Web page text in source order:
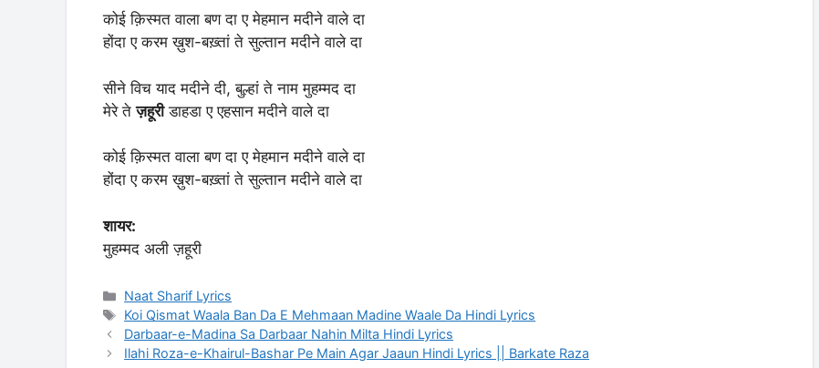
कोई क़िस्मत वाला बण दा ए मेहमान मदीने वाले दा
होंदा ए करम ख़ुश-बख़्तां ते सुल्तान मदीने वाले दा
सीने विच याद मदीने दी, बुल्हां ते नाम मुहम्मद दा
मेरे तेज़हूरीडाहडा ए एहसान मदीने वाले दा
कोई क़िस्मत वाला बण दा ए मेहमान मदीने वाले दा
होंदा ए करम ख़ुश-बख़्तां ते सुल्तान मदीने वाले दा
शायर:
मुहम्मद अली ज़हूरी
Categories
Naat Sharif Lyrics
Tags
Koi Qismat Waala Ban Da E Mehmaan Madine Waale Da Hindi Lyrics
Darbaar-e-Madina Sa Darbaar Nahin Milta Hindi Lyrics
Ilahi Roza-e-Khairul-Bashar Pe Main Agar Jaaun Hindi Lyrics || Barkate Raza